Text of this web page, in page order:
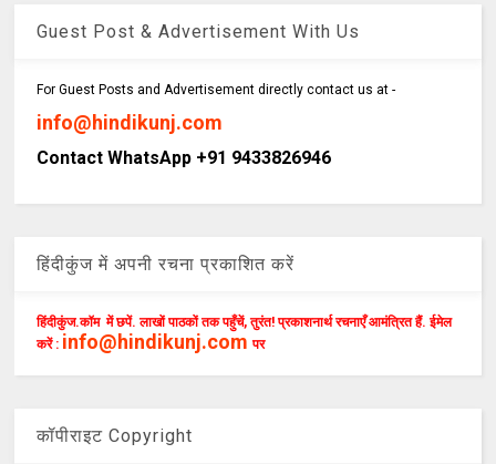
Guest Post & Advertisement With Us
For Guest Posts and Advertisement directly contact us at -
info@hindikunj.com
Contact WhatsApp +91 9433826946
हिंदीकुंज में अपनी रचना प्रकाशित करें
हिंदीकुंज.कॉम में छपें. लाखों पाठकों तक पहुँचें, तुरंत! प्रकाशनार्थ रचनाएँ आमंत्रित हैं. ईमेल
करें : info@hindikunj.com पर
कॉपीराइट Copyright